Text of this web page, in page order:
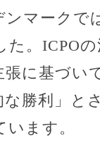
マークで
た。ICPO
に基づい
な勝利」
ます。